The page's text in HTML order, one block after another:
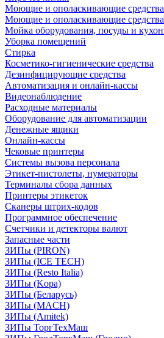
Моющие и ополаскивающие средства
Моющие и ополаскивающие
Мойка оборудования, посуды и
Уборка помещений
Стирка
Косметико-гигиенические средства
Дезинфицирующие средства
Автоматизация и онлайн-кассы
Видеонаблюдение
Расходные материалы
Оборудование для автоматизации
Денежные ящики
Онлайн-кассы
Чековые принтеры
Системы вызова персонала
Этикет-пистолеты, нумераторы
Терминалы сбора данных
Принтеры этикеток
Сканеры штрих-кодов
Программное обеспечение
Счетчики и детекторы валют
Запасные части
ЗИПы (PIRON)
ЗИПы (ICE TECH)
ЗИПы (Resto Italia)
ЗИПы (Kopa)
ЗИПы (Беларусь)
ЗИПы (MACH)
ЗИПы (Amitek)
ЗИПы ТоргТехМаш